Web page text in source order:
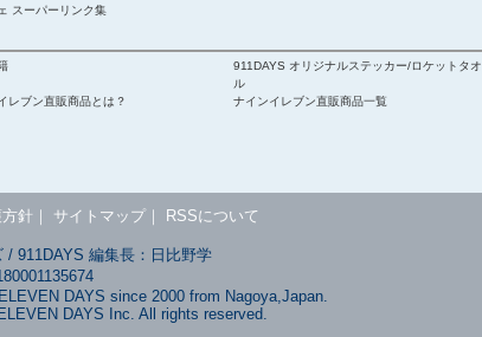
スーパーリンク集
911DAYS オリジナルステッカー/ロケットタオ
ル
レブン直販商品とは？ ナインイレブン直販商品一覧
針 サイトマップ｜ RSSについて
/ 911DAYS 編集長：日比野学
DAYS since 2000 from Nagoya,Japan.
DAYS Inc. All rights reserved.